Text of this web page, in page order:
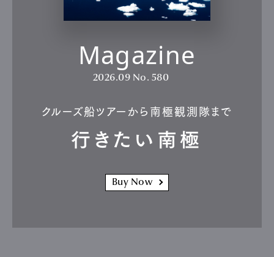
Magazine
2026.09 No. 580
クルーズ船ツアーから南極観測隊まで
行きたい南極
Buy Now